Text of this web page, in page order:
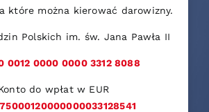
które można kierować darowizny.
Polskich im. św. Jana Pawła II
0012 0000 0000 3312 8088
do wpłat w EUR